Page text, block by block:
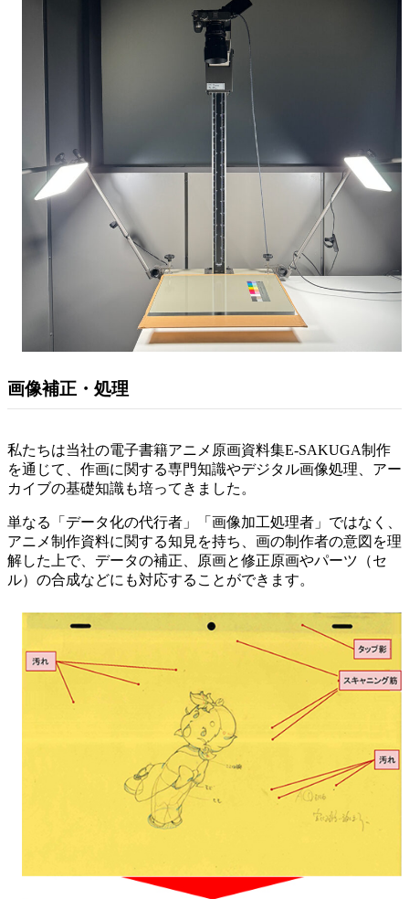
画像補正・処理
私たちは当社の電子書籍アニメ原画資料集E-SAKUGA制作
を通じて、作画に関する専門知識やデジタル画像処理、アー
カイブの基礎知識も培ってきました。
単なる「データ化の代行者」「画像加工処理者」ではなく、
アニメ制作資料に関する知見を持ち、画の制作者の意図を理
解した上で、データの補正、原画と修正原画やパーツ（セ
ル）の合成などにも対応することができます。